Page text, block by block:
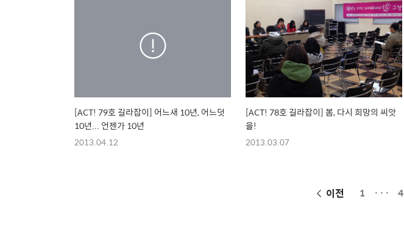
[ACT! 79호 길라잡이] 어느새 10년, 어느덧
10년... 언젠가 10년
2013.04.12
[ACT! 78호 길라잡이] 봄, 다시 희망의 씨앗
을!
2013.03.07
이전 1 ··· 4